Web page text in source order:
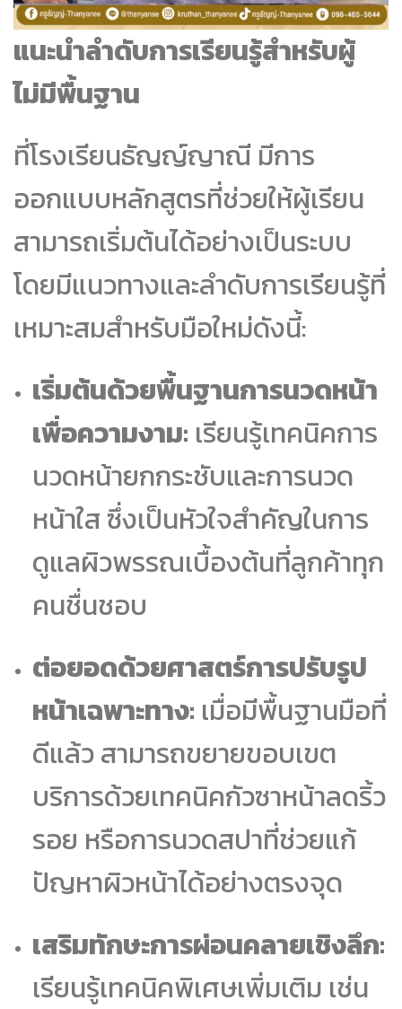
แนะนำลำดับการเรียนรู้สำหรับผู้
ไม่มีพื้นฐาน
ที่โรงเรียนธัญญ์ญาณี มีการ
ออกแบบหลักสูตรที่ช่วยให้ผู้เรียน
สามารถเริ่มต้นได้อย่างเป็นระบบ
โดยมีแนวทางและลำดับการเรียนรู้ที่
เหมาะสมสำหรับมือใหม่ดังนี้:
เริ่มต้นด้วยพื้นฐานการนวดหน้า
เพื่อความงาม: เรียนรู้เทคนิคการ
นวดหน้ายกกระชับและการนวด
หน้าใส ซึ่งเป็นหัวใจสำคัญในการ
ดูแลผิวพรรณเบื้องต้นที่ลูกค้าทุก
คนชื่นชอบ
ต่อยอดด้วยศาสตร์การปรับรูป
หน้าเฉพาะทาง: เมื่อมีพื้นฐานมือที่
ดีแล้ว สามารถขยายขอบเขต
บริการด้วยเทคนิคกัวซาหน้าลดริ้ว
รอย หรือการนวดสปาที่ช่วยแก้
ปัญหาผิวหน้าได้อย่างตรงจุด
เสริมทักษะการผ่อนคลายเชิงลึก:
เรียนรู้เทคนิคพิเศษเพิ่มเติม เช่น